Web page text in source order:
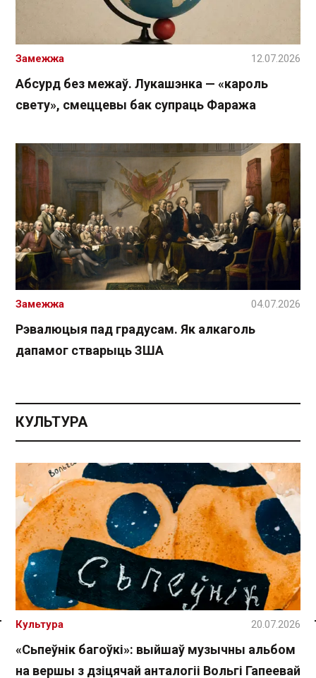
Абсурд без межаў. Лукашэнка — «кароль
свету», смеццевы бак супраць Фаража
Замежжа 12.07.2026
Рэвалюцыя пад градусам. Як алкаголь
дапамог стварыць ЗША
Замежжа 04.07.2026
КУЛЬТУРА
«Сьпеўнік багоўкі»: выйшаў музычны альбом
на вершы з дзіцячай анталогіі Вольгі Гапеевай
Культура 20.07.2026